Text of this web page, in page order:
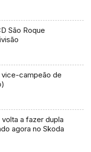
São Roque
vice-campeão de
a fazer dupla
agora no Skoda